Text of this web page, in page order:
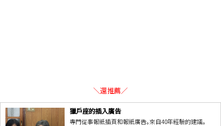
＼還推薦／
獵戶座的插入廣告
專門從事報紙插頁和報紙廣告。來自40年經驗的建議。